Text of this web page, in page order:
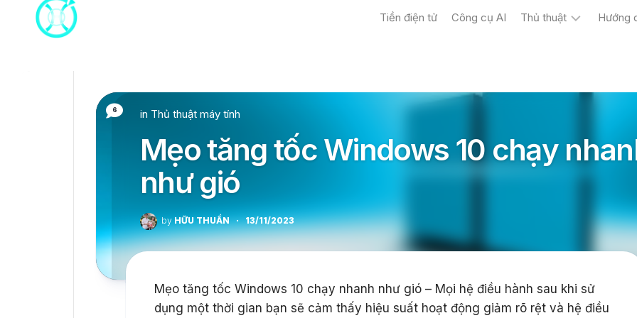
Tiền điện tử Công cụ AI Thủ thuật Hướng
6 in Thủ thuật máy tính
Mẹo tăng tốc Windows 10 chạy
như gió
by HỮU THUẦN · 13/11/2023
Mẹo tăng tốc Windows 10 chạy nhanh như gió – Mọi hệ điều hành sau khi sử
dụng một thời gian bạn sẽ cảm thấy hiệu suất hoạt động giảm rõ rệt và hệ điều